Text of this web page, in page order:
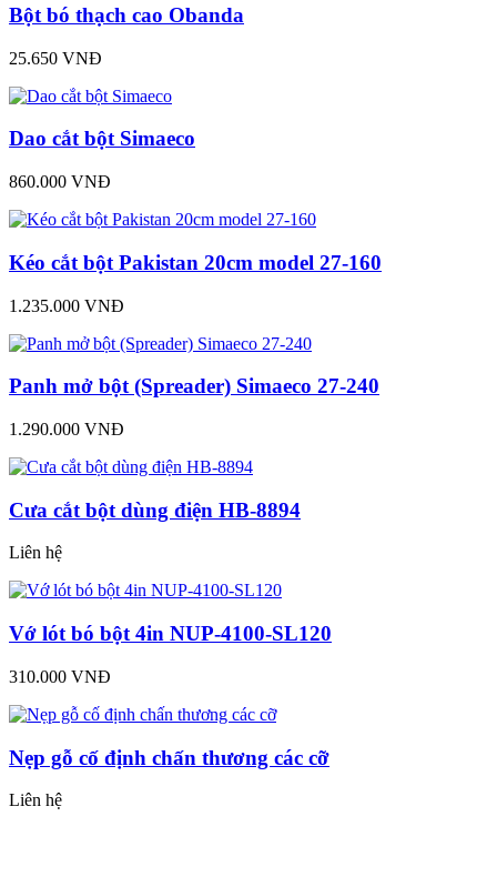
Bột bó thạch cao Obanda
25.650 VNĐ
Dao cắt bột Simaeco
860.000 VNĐ
Kéo cắt bột Pakistan 20cm model 27-160
1.235.000 VNĐ
Panh mở bột (Spreader) Simaeco 27-240
1.290.000 VNĐ
Cưa cắt bột dùng điện HB-8894
Liên hệ
Vớ lót bó bột 4in NUP-4100-SL120
310.000 VNĐ
Nẹp gỗ cố định chấn thương các cỡ
Liên hệ